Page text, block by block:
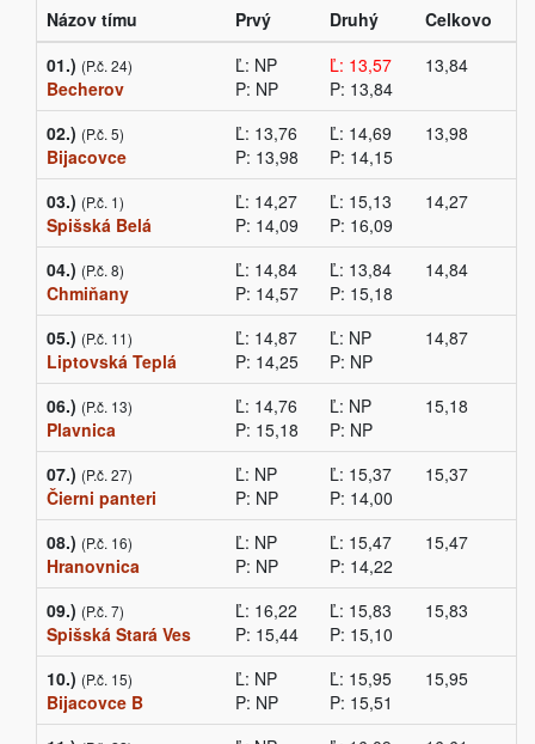
Názov tímu Prvý Druhý
Celkovo
01.) (P.č. 24)
Becherov
Ľ: NP
P: NP
Ľ: 13,57
P: 13,84
13,84
02.) (P.č. 5)
Bijacovce
Ľ: 13,76
P: 13,98
Ľ: 14,69
P: 14,15
13,98
03.) (P.č. 1)
Spišská Belá
Ľ: 14,27
P: 14,09
Ľ: 15,13
P: 16,09
14,27
04.) (P.č. 8)
Chmiňany
Ľ: 14,84
P: 14,57
Ľ: 13,84
P: 15,18
14,84
05.) (P.č. 11)
Liptovská Teplá
Ľ: 14,87
P: 14,25
Ľ: NP
P: NP
14,87
06.) (P.č. 13)
Plavnica
Ľ: 14,76
P: 15,18
Ľ: NP
P: NP
15,18
07.) (P.č. 27)
Čierni panteri
Ľ: NP
P: NP
Ľ: 15,37
P: 14,00
15,37
08.) (P.č. 16)
Hranovnica
Ľ: NP
P: NP
Ľ: 15,47
P: 14,22
15,47
09.) (P.č. 7)
Spišská Stará Ves
Ľ: 16,22
P: 15,44
Ľ: 15,83
P: 15,10
15,83
10.) (P.č. 15)
Bijacovce B
Ľ: NP
P: NP
Ľ: 15,95
P: 15,51
15,95